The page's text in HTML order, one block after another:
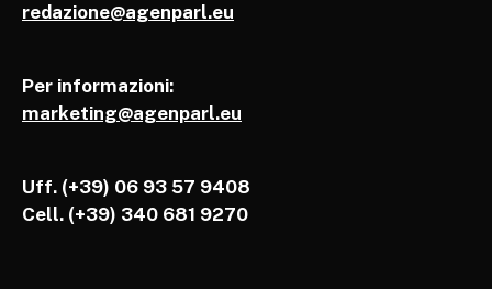
redazione@agenparl.eu
Per informazioni:
marketing@agenparl.eu
Uff. (+39) 06 93 57 9408
Cell. (+39) 340 681 9270